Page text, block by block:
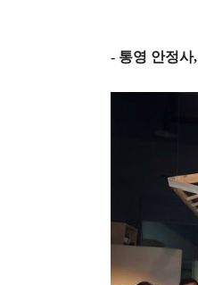
- 통영 안정사,